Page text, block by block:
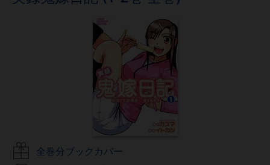
全巻分ブックカバー